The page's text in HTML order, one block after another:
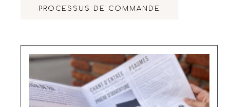
PROCESSUS DE COMMANDE